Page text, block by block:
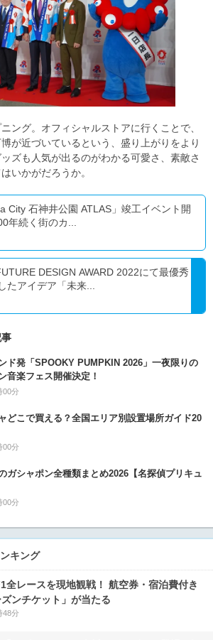
ング。オフィシャルストアに行くことで、
が近づいているという、盛り上がりをより
ズも人気が出るのがわかる可愛さ、素敵さ
いかがだろうか。
City 石神井公園 ATLAS」竣工イベント開
年続く街のカ...
DESIGN AWARD 2022にて最優秀
たアイデア「未来...
ド発「SPOOKY PUMPKIN 2026」一夜限りの
音楽フェス開催決定！
00分
どこで買える？全国エリア別設置場所ガイド20
00分
ガシャポン全種類まとめ2026【名探偵プリキュ
00分
キング
全レースを現地観戦！ 航空券・宿泊費付き
ズンチケット」が当たる
48分